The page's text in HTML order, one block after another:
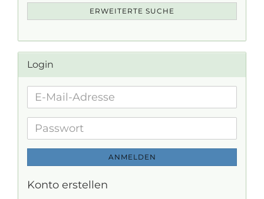
ERWEITERTE SUCHE
Login
E-
Adresse
Passwort
ANMELDEN
Konto erstellen